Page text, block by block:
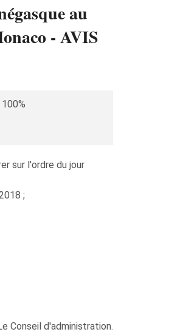
au
- AVIS
100%
sur l'ordre du jour
;
Conseil d'administration.